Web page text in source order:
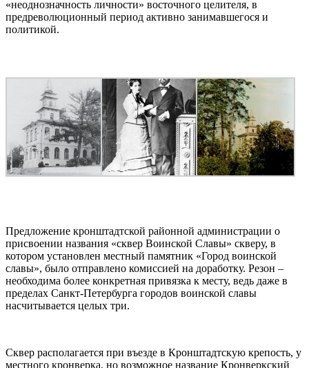
«неоднозначность личности» восточного целителя, в
предреволюционный период активно занимавшегося и
политикой.
Предложение кронштадтской районной администрации о
присвоении названия «сквер Воинской Славы» скверу, в
котором установлен местный памятник «Город воинской
славы», было отправлено комиссией на доработку. Резон –
необходима более конкретная привязка к месту, ведь даже в
пределах Санкт-Петербурга городов воинской славы
насчитывается целых три.
Сквер располагается при въезде в Кронштадтскую крепость, у
местного кронверка, но возможное название Кронверкский